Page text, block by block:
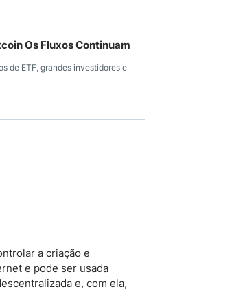
Os Fluxos Continuam
de ETF, grandes investidores e
a criação e
e pode ser usada
e, com ela,